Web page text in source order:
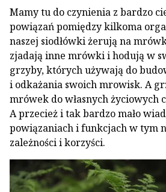
Mamy tu do czynienia z bardzo
powiązań pomiędzy kilkoma
naszej siodłówki żerują na
zjadają inne mrówki i hodują w
grzyby, których używają do
i odkażania swoich mrowisk. A
mrówek do własnych życiowych
A przecież i tak bardzo mało
powiązaniach i funkcjach w tym
zależności i korzyści.